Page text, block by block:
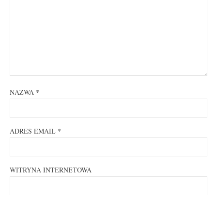
NAZWA *
ADRES EMAIL *
WITRYNA INTERNETOWA